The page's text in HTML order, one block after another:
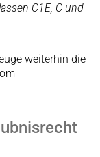
C1E, C und
weiterhin die